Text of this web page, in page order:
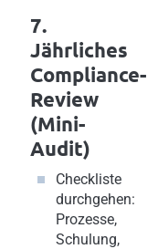
7.
Jährliches
Compliance-
Review
(Mini-
Audit)
Checkliste
durchgehen:
Prozesse,
Schulung,